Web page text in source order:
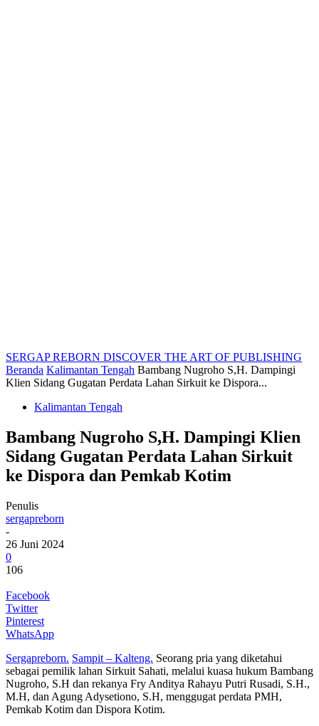
SERGAP REBORN DISCOVER THE ART OF PUBLISHING
Beranda Kalimantan Tengah Bambang Nugroho S,H. Dampingi
Klien Sidang Gugatan Perdata Lahan Sirkuit ke Dispora...
Kalimantan Tengah
Bambang Nugroho S,H. Dampingi Klien
Sidang Gugatan Perdata Lahan Sirkuit
ke Dispora dan Pemkab Kotim
Penulis
sergapreborn
-
26 Juni 2024
0
106
Facebook
Twitter
Pinterest
WhatsApp
Sergapreborn. Sampit – Kalteng. Seorang pria yang diketahui
sebagai pemilik lahan Sirkuit Sahati, melalui kuasa hukum Bambang
Nugroho, S.H dan rekanya Fry Anditya Rahayu Putri Rusadi, S.H.,
M.H, dan Agung Adysetiono, S.H, menggugat perdata PMH,
Pemkab Kotim dan Dispora Kotim.